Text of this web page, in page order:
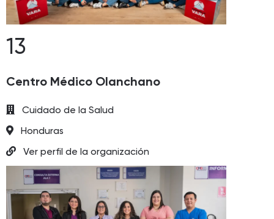
13
Centro Médico Olanchano
Cuidado de la Salud
Honduras
Ver perfil de la organización